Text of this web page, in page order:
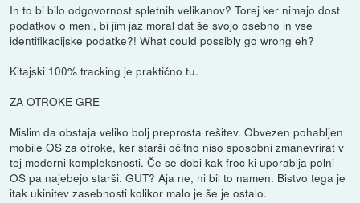
In to bi bilo odgovornost spletnih velikanov? Torej ker nimajo dost
podatkov o meni, bi jim jaz moral dat še svojo osebno in vse
identifikacijske podatke?! What could possibly go wrong eh?
Kitajski 100% tracking je praktično tu.
ZA OTROKE GRE
Mislim da obstaja veliko bolj preprosta rešitev. Obvezen pohabljen
mobile OS za otroke, ker starši očitno niso sposobni zmanevrirat v
tej moderni kompleksnosti. Če se dobi kak froc ki uporablja polni
OS pa najebejo starši. GUT? Aja ne, ni bil to namen. Bistvo tega je
itak ukinitev zasebnosti kolikor malo je še je ostalo.